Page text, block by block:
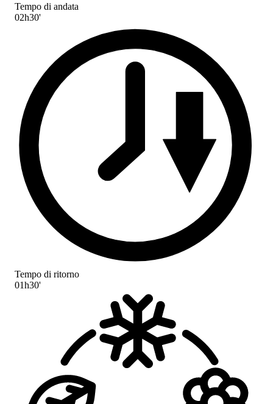
Tempo di andata
02h30'
Tempo di ritorno
01h30'